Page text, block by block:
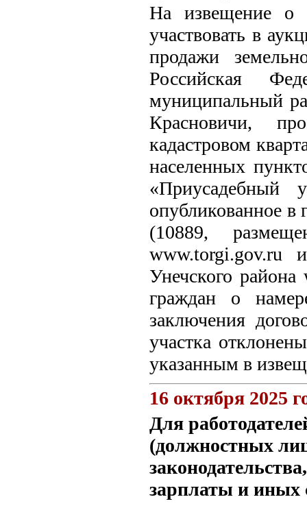
На извещение о
участвовать в
продажи
Российская
муниципальный
Красновичи,
кадастровом
населенных
«Приусадебный
опубликованное в
(10889,
www.torgi.gov.ru
Унечского
граждан о
заключения
участка
указанным в
16 октября 2025
Для
(должностных
зарплаты и иных